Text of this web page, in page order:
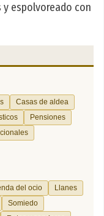
espolvoreado con